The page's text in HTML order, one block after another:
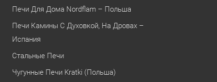
Печи Для Дома Nordflam – Польша
Печи Камины С Духовкой, На Дровах –
Испания
Стальные Печи
Чугунные Печи Kratki (Польша)